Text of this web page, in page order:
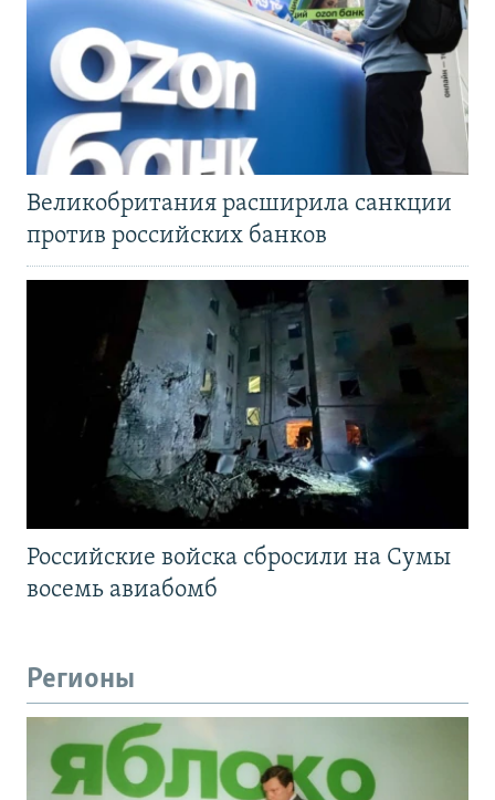
Великобритания расширила санкции
против российских банков
Российские войска сбросили на Сумы
восемь авиабомб
Регионы